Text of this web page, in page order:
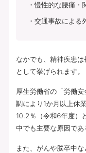
慢性的な腰痛・
交通事故による
なかでも、精神疾患
として挙げられます。
厚生労働省の「労働
調により1か月以上休
10.2％（令和6年度）
中でも主要な原因であ
また、がんや脳卒中